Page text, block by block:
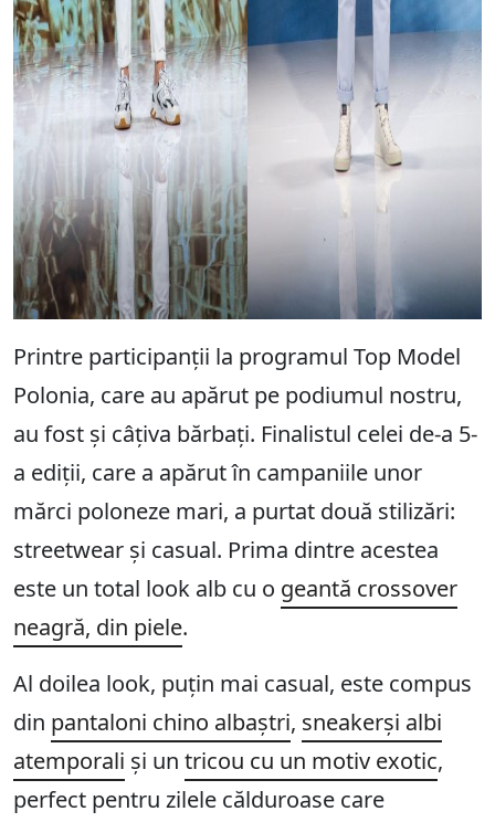
Printre participanții la programul Top Model
Polonia, care au apărut pe podiumul nostru,
au fost și câțiva bărbați. Finalistul celei de-a 5-
a ediții, care a apărut în campaniile unor
mărci poloneze mari, a purtat două stilizări:
streetwear și casual. Prima dintre acestea
este un total look alb cu o geantă crossover
neagră, din piele.
Al doilea look, puțin mai casual, este compus
din pantaloni chino albaștri, sneakerși albi
atemporali și un tricou cu un motiv exotic,
perfect pentru zilele călduroase care